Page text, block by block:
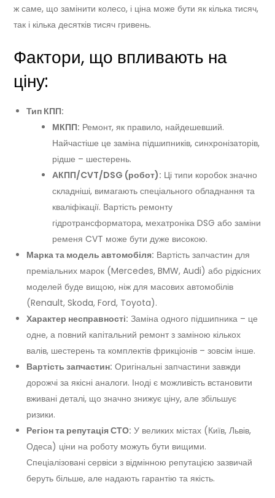
ж саме, що замінити колесо, і ціна може бути як кілька тисяч,
так і кілька десятків тисяч гривень.
Фактори, що впливають на
ціну:
Тип КПП:
МКПП: Ремонт, як правило, найдешевший.
Найчастіше це заміна підшипників, синхронізаторів,
рідше – шестерень.
АКПП/CVT/DSG (робот): Ці типи коробок значно
складніші, вимагають спеціального обладнання та
кваліфікації. Вартість ремонту
гідротрансформатора, мехатроніка DSG або заміни
ременя CVT може бути дуже високою.
Марка та модель автомобіля: Вартість запчастин для
преміальних марок (Mercedes, BMW, Audi) або рідкісних
моделей буде вищою, ніж для масових автомобілів
(Renault, Skoda, Ford, Toyota).
Характер несправності: Заміна одного підшипника – це
одне, а повний капітальний ремонт з заміною кількох
валів, шестерень та комплектів фрикціонів – зовсім інше.
Вартість запчастин: Оригінальні запчастини завжди
дорожчі за якісні аналоги. Іноді є можливість встановити
вживані деталі, що значно знижує ціну, але збільшує
ризики.
Регіон та репутація СТО: У великих містах (Київ, Львів,
Одеса) ціни на роботу можуть бути вищими.
Спеціалізовані сервіси з відмінною репутацією зазвичай
беруть більше, але надають гарантію та якість.